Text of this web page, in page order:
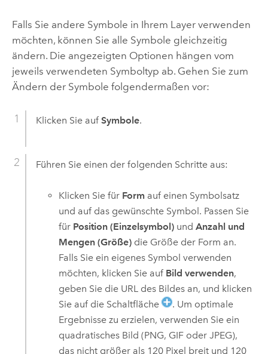
Falls Sie andere Symbole in Ihrem Layer verwenden
möchten, können Sie alle Symbole gleichzeitig
ändern. Die angezeigten Optionen hängen vom
jeweils verwendeten Symboltyp ab. Gehen Sie zum
Ändern der Symbole folgendermaßen vor:
Klicken Sie auf Symbole.
Führen Sie einen der folgenden Schritte aus:
Klicken Sie für Form auf einen Symbolsatz
und auf das gewünschte Symbol. Passen Sie
für Position (Einzelsymbol) undAnzahl und
Mengen (Größe) die Größe der Form an.
Falls Sie ein eigenes Symbol verwenden
möchten, klicken Sie auf Bild verwenden,
geben Sie die URL des Bildes an, und klicken
Sie auf die Schaltfläche
. Um optimale
Ergebnisse zu erzielen, verwenden Sie ein
quadratisches Bild (PNG, GIF oder JPEG),
das nicht größer als 120 Pixel breit und 120